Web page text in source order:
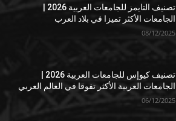
الجامعات الأكثر تميزا في بلاد العرب
08/12/2025
الجامعات العربية الأكثر تفوقا في العالم العربي
06/12/2025